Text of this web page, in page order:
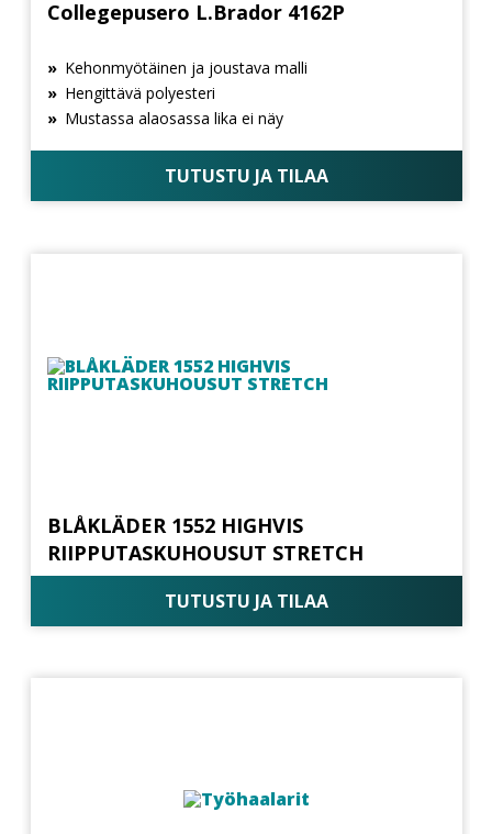
Collegepusero L.Brador 4162P
Kehonmyötäinen ja joustava malli
Hengittävä polyesteri
Mustassa alaosassa lika ei näy
TUTUSTU JA TILAA
BLÅKLÄDER 1552 HIGHVIS
RIIPPUTASKUHOUSUT STRETCH
TUTUSTU JA TILAA